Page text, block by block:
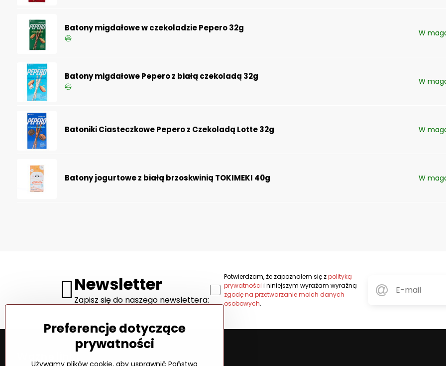
Batony migdałowe w czekoladzie Pepero 32g W
Batony migdałowe Pepero z białą czekoladą 32g W
Batoniki Ciasteczkowe Pepero z Czekoladą Lotte 32g W
Batony jogurtowe z białą brzoskwinią TOKIMEKI 40g W
Newsletter
Zapisz się do naszego newslettera:
Potwierdzam, że zapoznałem się zpolityką
prywatności i niniejszym wyrażam wyraźną
zgodę na przetwarzanie moich danych
osobowych.
Ważne linki
Preferencje dotyczące
prywatności
Używamy plików cookie, aby usprawnić Państwa